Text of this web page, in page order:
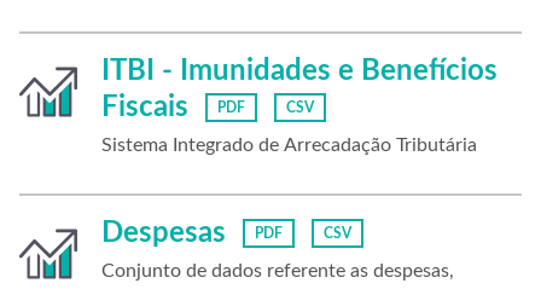
ITBI - Imunidades e Benefícios
Fiscais
PDF CSV
Sistema Integrado de Arrecadação Tributária
Despesas PDF CSV
Conjunto de dados referente as despesas,